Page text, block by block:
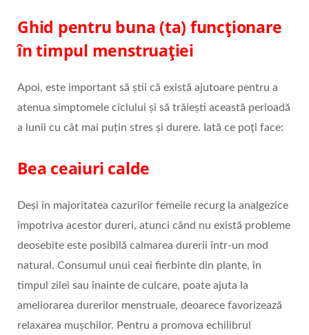
Ghid pentru buna (ta) funcționare
în timpul menstruației
Apoi, este important să știi că există ajutoare pentru a
atenua simptomele ciclului și să trăiești această perioadă
a lunii cu cât mai puțin stres și durere. Iată ce poți face:
Bea ceaiuri calde
Deși în majoritatea cazurilor femeile recurg la analgezice
împotriva acestor dureri, atunci când nu există probleme
deosebite este posibilă calmarea durerii într-un mod
natural. Consumul unui ceai fierbinte din plante, în
timpul zilei sau înainte de culcare, poate ajuta la
ameliorarea durerilor menstruale, deoarece favorizează
relaxarea mușchilor. Pentru a promova echilibrul